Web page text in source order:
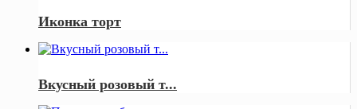
Иконка торт
Вкусный розовый т...